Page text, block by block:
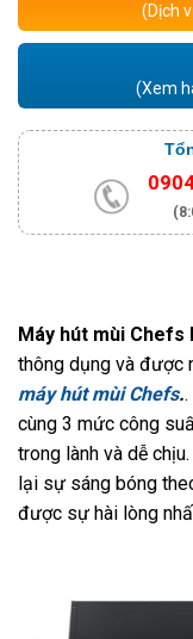
(Dịch
(Xem
Máy hút mùi Chefs
thông dụng và được
máy hút mùi Chefs.
cùng 3 mức công
trong lành và dễ
lại sự sáng bóng
được sự hài lòng